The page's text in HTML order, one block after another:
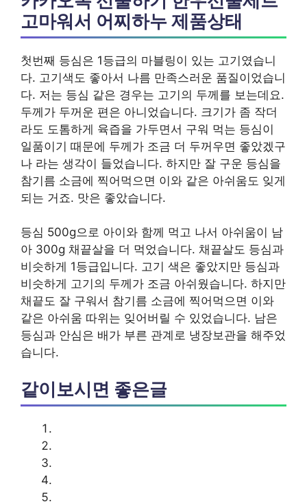
고마워서 어찌하누 제품상태
첫번째 등심은 1등급의 마블링이 있는 고기였습니
다. 고기색도 좋아서 나름 만족스러운 품질이었습니
다. 저는 등심 같은 경우는 고기의 두께를 보는데요.
두께가 두꺼운 편은 아니었습니다. 크기가 좀 작더
라도 도톰하게 육즙을 가두면서 구워 먹는 등심이
일품이기 때문에 두께가 조금 더 두꺼우면 좋았겠구
나 라는 생각이 들었습니다. 하지만 잘 구운 등심을
참기름 소금에 찍어먹으면 이와 같은 아쉬움도 잊게
되는 거죠. 맛은 좋았습니다.
등심 500g으로 아이와 함께 먹고 나서 아쉬움이 남
아 300g 채끝살을 더 먹었습니다. 채끝살도 등심과
비슷하게 1등급입니다. 고기 색은 좋았지만 등심과
비슷하게 고기의 두께가 조금 아쉬웠습니다. 하지만
채끝도 잘 구워서 참기름 소금에 찍어먹으면 이와
같은 아쉬움 따위는 잊어버릴 수 있었습니다. 남은
등심과 안심은 배가 부른 관계로 냉장보관을 해주었
습니다.
같이보시면 좋은글